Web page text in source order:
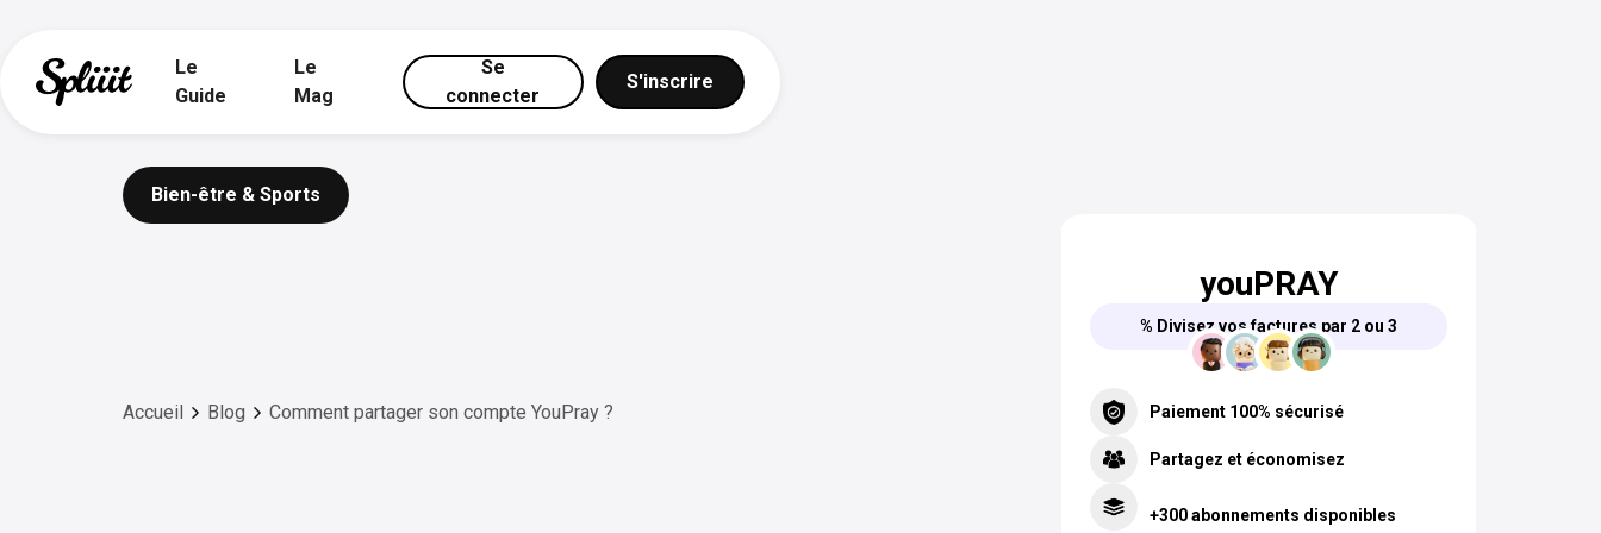
Le
Guide
Le
Mag
Se
connecter
S'inscrire
Bien-être & Sports
Accueil Blog Comment partager son compte YouPray ?
youPRAY
% Divisez vos factures par 2 ou 3
Paiement 100% sécurisé
Partagez et économisez
+300 abonnements disponibles